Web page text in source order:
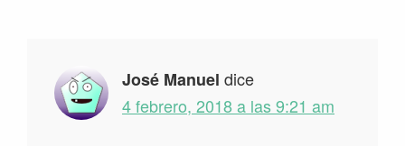
lectores
José Manuel dice
4 febrero, 2018 a las 9:21 am